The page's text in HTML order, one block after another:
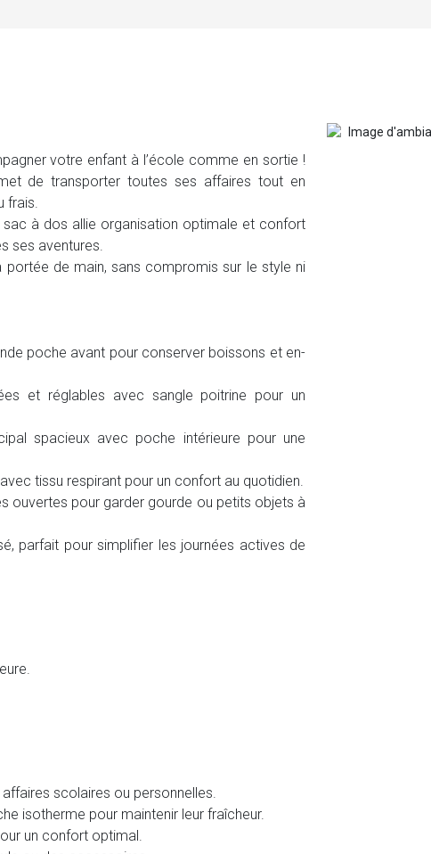
votre enfant à l’école comme en sortie !
de transporter toutes ses affaires tout en
frais.
à dos allie organisation optimale et confort
ses aventures.
de main, sans compromis sur le style ni
poche avant pour conserver boissons et en-
et réglables avec sangle poitrine pour un
spacieux avec poche intérieure pour une
tissu respirant pour un confort au quotidien.
ouvertes pour garder gourde ou petits objets à
parfait pour simplifier les journées actives de
scolaires ou personnelles.
isotherme pour maintenir leur fraîcheur.
un confort optimal.